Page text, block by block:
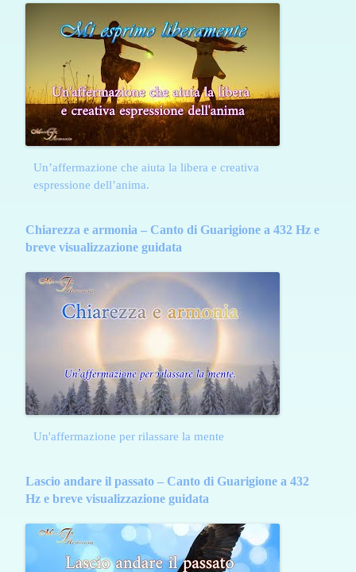
Un’affermazione che aiuta la libera e creativa
espressione dell’anima.
Chiarezza e armonia – Canto di Guarigione a 432 Hz e
breve visualizzazione guidata
Un'affermazione per rilassare la mente
Lascio andare il passato – Canto di Guarigione a 432
Hz e breve visualizzazione guidata